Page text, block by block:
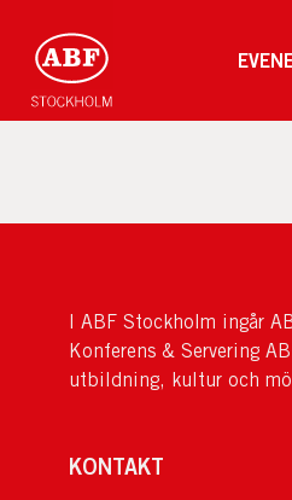
I ABF Stockholm ingår
Konferens & Servering
utbildning, kultur och
KONTAKT